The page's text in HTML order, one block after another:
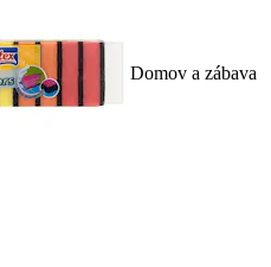
Domov a zábava